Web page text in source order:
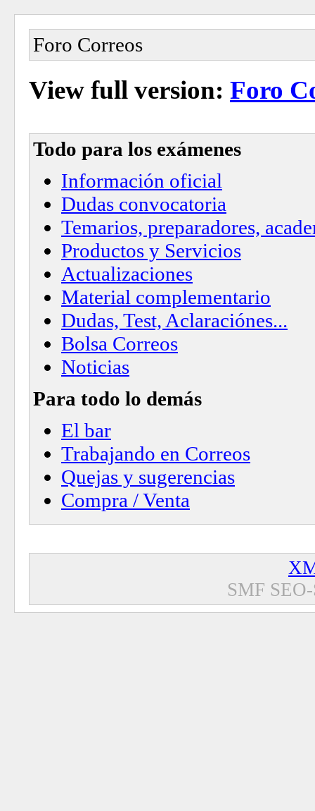
Foro Correos
View full version: Foro
Todo para los exámenes
Información oficial
Dudas convocatoria
Temarios, preparadores,
Productos y Servicios
Actualizaciones
Material complementario
Dudas, Test, Aclaraciónes...
Bolsa Correos
Noticias
Para todo lo demás
El bar
Trabajando en Correos
Quejas y sugerencias
Compra / Venta
SMF